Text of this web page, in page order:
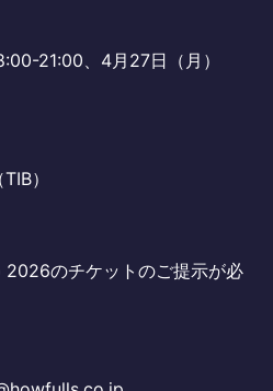
21:00、4月27日（月）
）
のチケットのご提示が必